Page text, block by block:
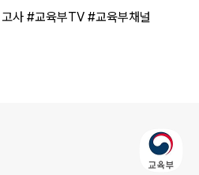
사 #교육부TV #교육부채널